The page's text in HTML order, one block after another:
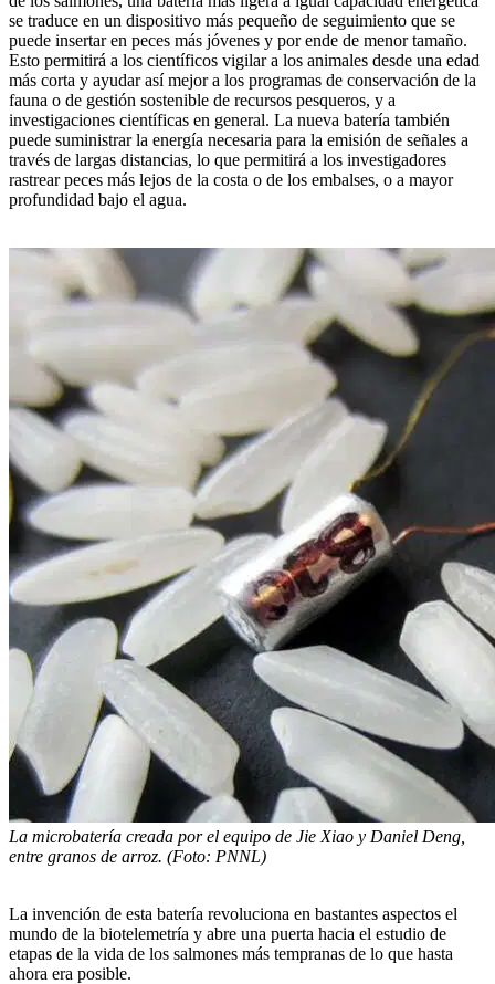
se traduce en un dispositivo más pequeño de seguimiento que se
puede insertar en peces más jóvenes y por ende de menor tamaño.
Esto permitirá a los científicos vigilar a los animales desde una edad
más corta y ayudar así mejor a los programas de conservación de la
fauna o de gestión sostenible de recursos pesqueros, y a
investigaciones científicas en general. La nueva batería también
puede suministrar la energía necesaria para la emisión de señales a
través de largas distancias, lo que permitirá a los investigadores
rastrear peces más lejos de la costa o de los embalses, o a mayor
profundidad bajo el agua.
La microbatería creada por el equipo de Jie Xiao y Daniel Deng,
entre granos de arroz. (Foto: PNNL)
La invención de esta batería revoluciona en bastantes aspectos el
mundo de la biotelemetría y abre una puerta hacia el estudio de
etapas de la vida de los salmones más tempranas de lo que hasta
ahora era posible.